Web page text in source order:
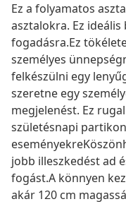
Ez a folyamatos
asztalokra. Ez
fogadásra.Ez
személyes
felkészülni egy
szeretne egy
megjelenést. Ez
születésnapi
jobb illeszkedést ad
fogást.A könnyen
akár 120 cm